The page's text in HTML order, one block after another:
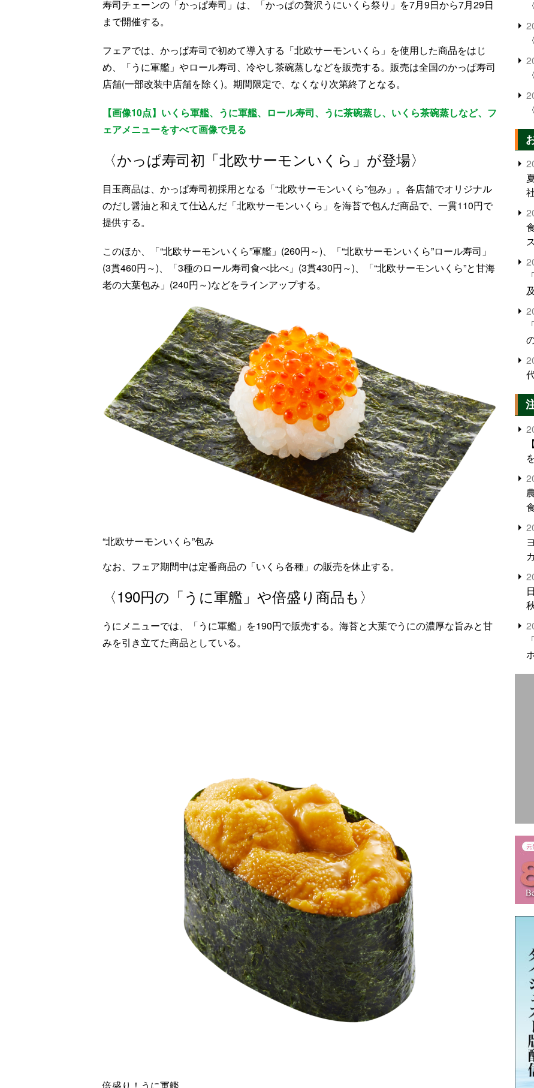
寿司チェーンの「かっぱ寿司」は、「かっぱの贅沢うにいくら祭り」を7月9日から7月29日
まで開催する。
フェアでは、かっぱ寿司で初めて導入する「北欧サーモンいくら」を使用した商品をはじ
め、「うに軍艦」やロール寿司、冷やし茶碗蒸しなどを販売する。販売は全国のかっぱ寿司
店舗(一部改装中店舗を除く)。期間限定で、なくなり次第終了となる。
【画像10点】いくら軍艦、うに軍艦、ロール寿司、うに茶碗蒸し、いくら茶碗蒸しなど、フ
ェアメニューをすべて画像で見る
〈かっぱ寿司初「北欧サーモンいくら」が登場〉
目玉商品は、かっぱ寿司初採用となる「“北欧サーモンいくら”包み」。各店舗でオリジナル
のだし醤油と和えて仕込んだ「北欧サーモンいくら」を海苔で包んだ商品で、一貫110円で
提供する。
このほか、「“北欧サーモンいくら”軍艦」(260円～)、「“北欧サーモンいくら”ロール寿司」
(3貫460円～)、「3種のロール寿司食べ比べ」(3貫430円～)、「“北欧サーモンいくら”と甘海
老の大葉包み」(240円～)などをラインアップする。
“北欧サーモンいくら”包み
なお、フェア期間中は定番商品の「いくら各種」の販売を休止する。
〈190円の「うに軍艦」や倍盛り商品も〉
うにメニューでは、「うに軍艦」を190円で販売する。海苔と大葉でうにの濃厚な旨みと甘
みを引き立てた商品としている。
倍盛り！うに軍艦